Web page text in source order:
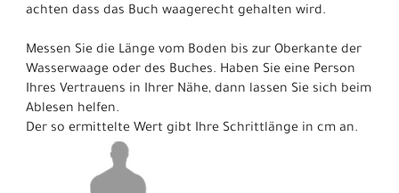
achten dass das Buch waagerecht gehalten wird.
Messen Sie die Länge vom Boden bis zur Oberkante der
Wasserwaage oder des Buches. Haben Sie eine Person
Ihres Vertrauens in Ihrer Nähe, dann lassen Sie sich beim
Ablesen helfen.
Der so ermittelte Wert gibt Ihre Schrittlänge in cm an.